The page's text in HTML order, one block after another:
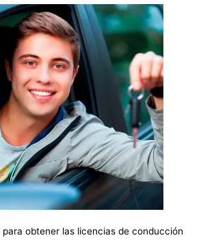
obtener las licencias de conducción